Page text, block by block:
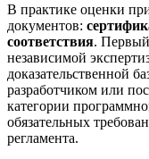
В практике оценки
документов:
соответствия. Первый
независимой
доказательственной
разработчиком или
категории
обязательных
регламента.